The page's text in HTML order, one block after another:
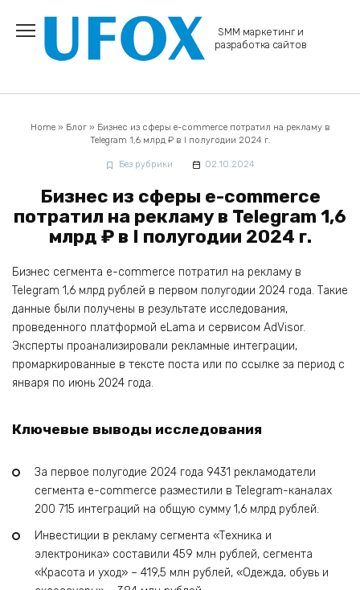
содержанию
SMM маркетинг и
разработка сайтов
Home» Блог» Бизнес из сферы e-commerce потратил на рекламу в
Telegram 1,6 млрд ₽ в I полугодии 2024 г.
Без рубрики 02.10.2024
Бизнес из сферы e-commerce
потратил на рекламу в Telegram 1,6
млрд ₽ в I полугодии 2024 г.
Бизнес сегмента e-commerce потратил на рекламу в
Telegram 1,6 млрд рублей в первом полугодии 2024 года. Такие
данные были получены в результате исследования,
проведенного платформой eLama и сервисом AdVisor.
Эксперты проанализировали рекламные интеграции,
промаркированные в тексте поста или по ссылке за период с
января по июнь 2024 года.
Ключевые выводы исследования
За первое полугодие 2024 года 9431 рекламодатели
сегмента e-commerce разместили в Telegram-каналах
200 715 интеграций на общую сумму 1,6 млрд рублей.
Инвестиции в рекламу сегмента «Техника и
электроника» составили 459 млн рублей, сегмента
«Красота и уход» – 419,5 млн рублей, «Одежда, обувь и